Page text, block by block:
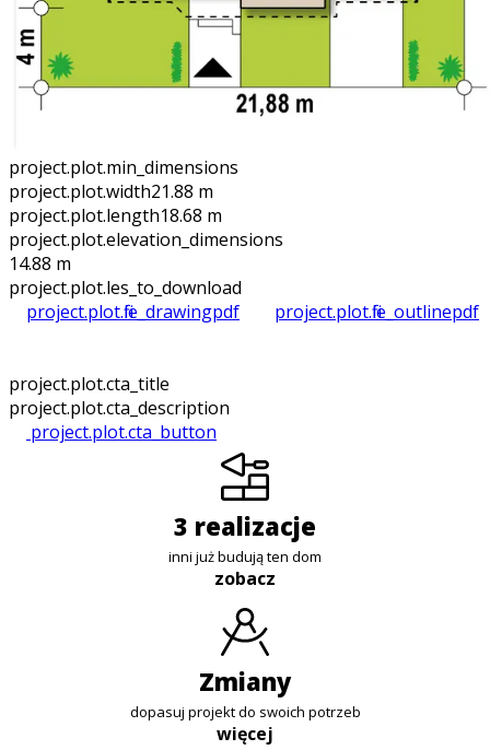
project.plot.min_dimensions
project.plot.width21.88 m
project.plot.length18.68 m
project.plot.elevation_dimensions
14.88 m
project.plot.files_to_download
project.plot.file_drawingpdf project.plot.file_outlinepdf
project.plot.cta_title
project.plot.cta_description
project.plot.cta_button
3 realizacje
inni już budują ten dom
zobacz
zmiany
dopasuj projekt do swoich potrzeb
więcej